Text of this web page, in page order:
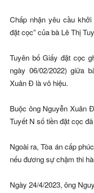
Chấp nhận yêu cầu
đặt cọc” của bà Lê Thị
Tuyên bố Giấy đặt cọc
ngày 06/02/2022) giữa
Xuân Đ là vô hiệu.
Buộc ông Nguyễn Xuân
Tuyết N số tiền đặt cọc
Ngoài ra, Tòa án cấp
nếu đương sự chậm thi
Ngày 24/4/2023, ông